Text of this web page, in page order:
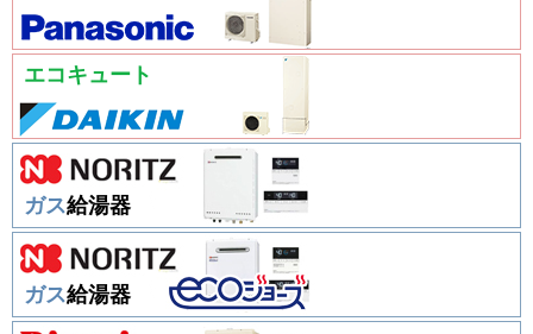
エコキュート
ガス給湯器
ガス給湯器